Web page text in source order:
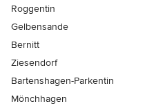
Roggentin
Gelbensande
Bernitt
Ziesendorf
Bartenshagen-Parkentin
Mönchhagen